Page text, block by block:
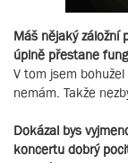
Máš nějaký záložní
úplně přestane
V tom jsem
nemám. Takže
Dokázal bys
koncertu dobrý